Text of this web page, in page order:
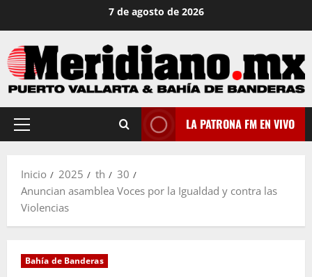
contenido
7 de agosto de 2026
Menú
LA PATRONA FM EN VIVO
Inicio 2025 th
30
Anuncian asamblea Voces por la Igualdad y contra las
Violencias
Bahía de Banderas